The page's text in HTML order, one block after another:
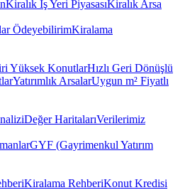
Kiralık İş Yeri PiyasasıKiralık Arsa
ÖdeyebilirimKiralama
Yüksek KonutlarHızlı Geri Dönüşlü
Yatırımlık ArsalarUygun m² Fiyatlı
Değer HaritalarıVerilerimiz
GYF (Gayrimenkul Yatırım
Kiralama RehberiKonut Kredisi